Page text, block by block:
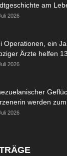
am
2026
Operationen, ein
Ärzte helfen
2026
werden
2026